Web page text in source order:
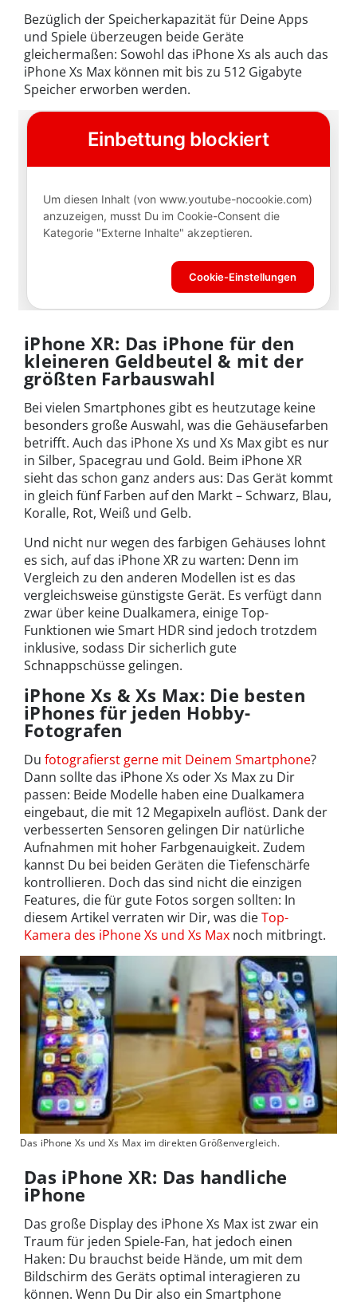
Bezüglich der Speicherkapazität für Deine Apps
und Spiele überzeugen beide Geräte
gleichermaßen: Sowohl das iPhone Xs als auch das
iPhone Xs Max können mit bis zu 512 Gigabyte
Speicher erworben werden.
iPhone XR: Das iPhone für den
kleineren Geldbeutel & mit der
größten Farbauswahl
Bei vielen Smartphones gibt es heutzutage keine
besonders große Auswahl, was die Gehäusefarben
betrifft. Auch das iPhone Xs und Xs Max gibt es nur
in Silber, Spacegrau und Gold. Beim iPhone XR
sieht das schon ganz anders aus: Das Gerät kommt
in gleich fünf Farben auf den Markt – Schwarz, Blau,
Koralle, Rot, Weiß und Gelb.
Und nicht nur wegen des farbigen Gehäuses lohnt
es sich, auf das iPhone XR zu warten: Denn im
Vergleich zu den anderen Modellen ist es das
vergleichsweise günstigste Gerät. Es verfügt dann
zwar über keine Dualkamera, einige Top-
Funktionen wie Smart HDR sind jedoch trotzdem
inklusive, sodass Dir sicherlich gute
Schnappschüsse gelingen.
iPhone Xs & Xs Max: Die besten
iPhones für jeden Hobby-
Fotografen
Du fotografierst gerne mit Deinem Smartphone?
Dann sollte das iPhone Xs oder Xs Max zu Dir
passen: Beide Modelle haben eine Dualkamera
eingebaut, die mit 12 Megapixeln auflöst. Dank der
verbesserten Sensoren gelingen Dir natürliche
Aufnahmen mit hoher Farbgenauigkeit. Zudem
kannst Du bei beiden Geräten die Tiefenschärfe
kontrollieren. Doch das sind nicht die einzigen
Features, die für gute Fotos sorgen sollten: In
diesem Artikel verraten wir Dir, was dieTop-
Kamera des iPhone Xs und Xs Max noch mitbringt.
Das iPhone Xs und Xs Max im direkten Größenvergleich.
Das iPhone XR: Das handliche
iPhone
Das große Display des iPhone Xs Max ist zwar ein
Traum für jeden Spiele-Fan, hat jedoch einen
Haken: Du brauchst beide Hände, um mit dem
Bildschirm des Geräts optimal interagieren zu
können. Wenn Du Dir also ein Smartphone